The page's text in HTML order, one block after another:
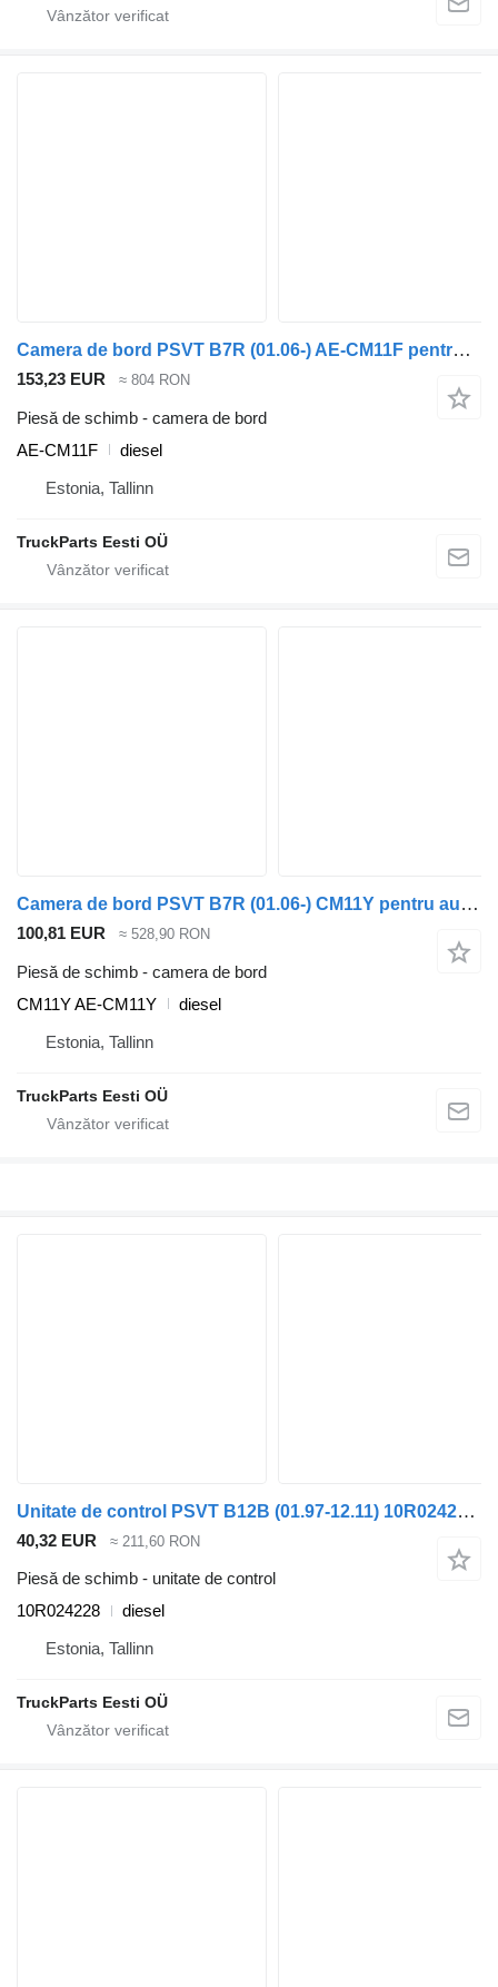
Camera de bord PSVT B7R (01.06-) AE-CM11F pentru autobuz Volvo B7, B8, B9, B12 bus (2005-)
153,23 EUR ≈ 804 RON
Piesă de schimb - camera de bord
AE-CM11F
diesel
Estonia, Tallinn
TruckParts Eesti OÜ
Camera de bord PSVT B7R (01.06-) CM11Y pentru autobuz Volvo B7, B8, B9, B12 bus (2005-)
100,81 EUR ≈ 528,90 RON
Piesă de schimb - camera de bord
CM11Y AE-CM11Y
diesel
Estonia, Tallinn
TruckParts Eesti OÜ
Unitate de control PSVT B12B (01.97-12.11) 10R024228 pentru autobuz Volvo B6, B7, B9, B10, B12 bus (1978-2011)
40,32 EUR ≈ 211,60 RON
Piesă de schimb - unitate de control
10R024228
diesel
Estonia, Tallinn
TruckParts Eesti OÜ